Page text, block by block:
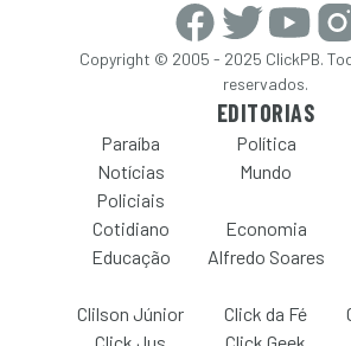
Copyright © 2005 - 2025 ClickPB.
reservados.
EDITORIAS
Paraíba Política
Notícias
Policiais
Mundo
Cotidiano Economia
Educação
Alfredo Soares
Clilson Júnior
Click da Fé